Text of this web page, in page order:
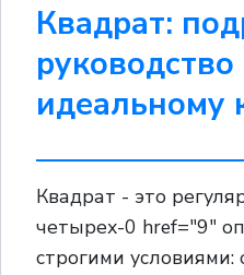
Квадрат:
руководство
идеальному
Квадрат - это
четырех-0 href="9"
строгими